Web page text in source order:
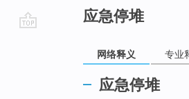
应急停堆
网络释义 专业
应急停堆